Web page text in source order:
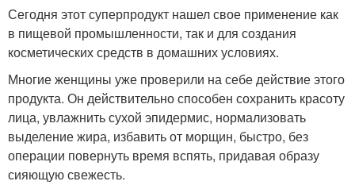
Сегодня этот суперпродукт нашел свое применение как
в пищевой промышленности, так и для создания
косметических средств в домашних условиях.
Многие женщины уже проверили на себе действие этого
продукта. Он действительно способен сохранить красоту
лица, увлажнить сухой эпидермис, нормализовать
выделение жира, избавить от морщин, быстро, без
операции повернуть время вспять, придавая образу
сияющую свежесть.